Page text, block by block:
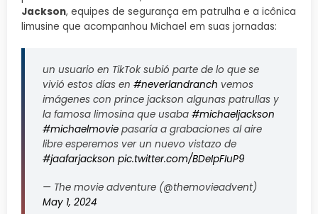
Jackson, equipes de segurança em patrulha e a icônica
limusine que acompanhou Michael em suas jornadas:
un usuario en TikTok subió parte de lo que se
vivió estos días en #neverlandranch vemos
imágenes con prince jackson algunas patrullas y
la famosa limosina que usaba #michaeljackson
#michaelmovie pasaría a grabaciones al aire
libre esperemos ver un nuevo vistazo de
#jaafarjackson pic.twitter.com/BDeIpFIuP9
— The movie adventure (@themovieadvent)
May 1, 2024